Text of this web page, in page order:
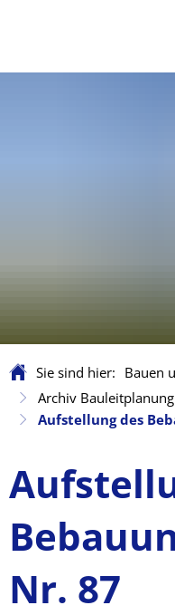
Sie sind hier: Bauen
Archiv Bauleitplanung
Aufstellung des
Nr. 87